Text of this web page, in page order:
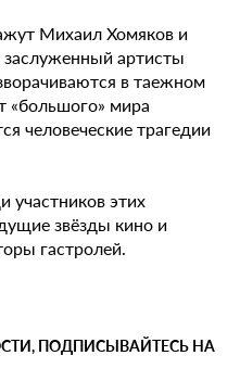
Михаил Хомяков и
артисты
в таежном
«большого» мира
человеческие трагедии
участников этих
звёзды кино и
гастролей.
ПОДПИСЫВАЙТЕСЬ НА